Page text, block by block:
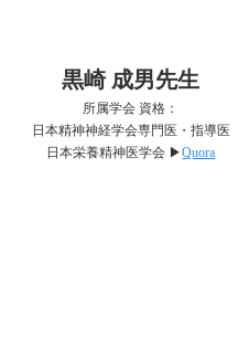
黒崎 成男先生
所属学会 資格：
日本精神神経学会専門医・指導医
日本栄養精神医学会 ▶︎Quora